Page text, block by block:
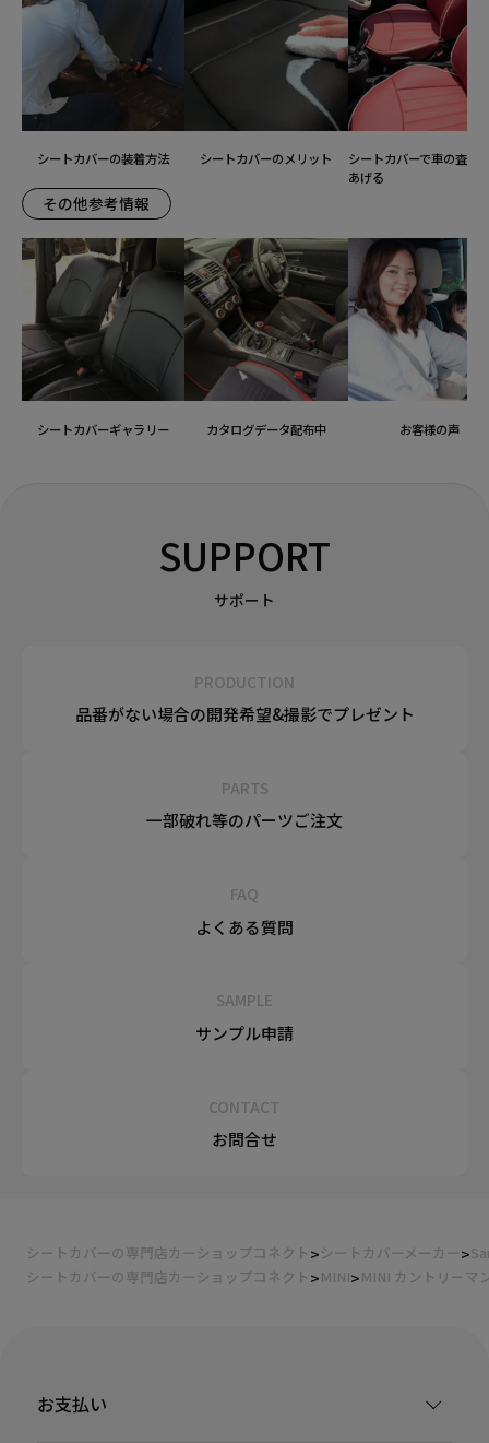
シートカバーの装着方法 シートカバーのメリット
シートカバーで車の査定
あげる
その他参考情報
シートカバーギャラリー カタログデータ配布中 お客様の声
SUPPORT
サポート
PRODUCTION
品番がない場合の開発希望&撮影でプレゼント
PARTS
一部破れ等のパーツご注文
FAQ
よくある質問
SAMPLE
サンプル申請
CONTACT
お問合せ
シートカバーの専門店カーショップコネクト シートカバーメーカー
シートカバーの専門店カーショップコネクト
MINI MINI カントリーマ
お支払い